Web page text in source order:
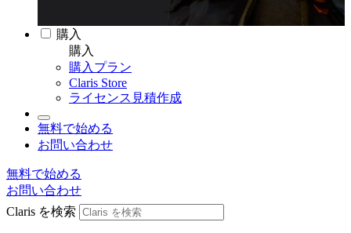
購入
購入
購入プラン
Claris Store
ライセンス見積作成
無料で始める
お問い合わせ
無料で始める
お問い合わせ
Claris を検索